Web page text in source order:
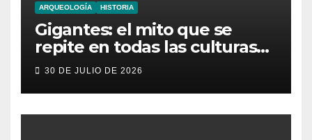
ARQUEOLOGÍA HISTORIA
Gigantes: el mito que se
repite en todas las culturas
del mundo
30 DE JULIO DE 2026